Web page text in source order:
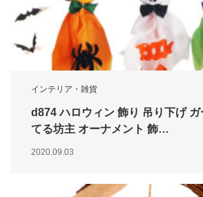
インテリア・雑貨
d874 ハロウィン 飾り 吊り下げ ガ
てる坊主 オーナメント 飾…
2020.09.03